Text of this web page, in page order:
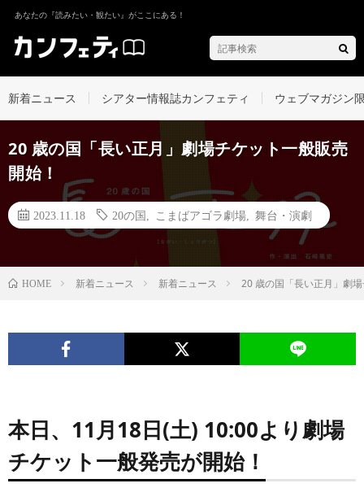
あなたの『読みたい・観たい』がここにある！
新着ニュース シアター情報誌カンフェティ ウェブマガジン
20 歳の国「長い正月」劇場チケット一般販売
開始！
2023.11.18 20の国 こまばアゴラ劇場 舞台・演劇
HOME 新着ニュース 新着ニュース 20 歳の国「長い正月」劇
本日、11月18日(土) 10:00より劇場
チケット一般発売が開始！